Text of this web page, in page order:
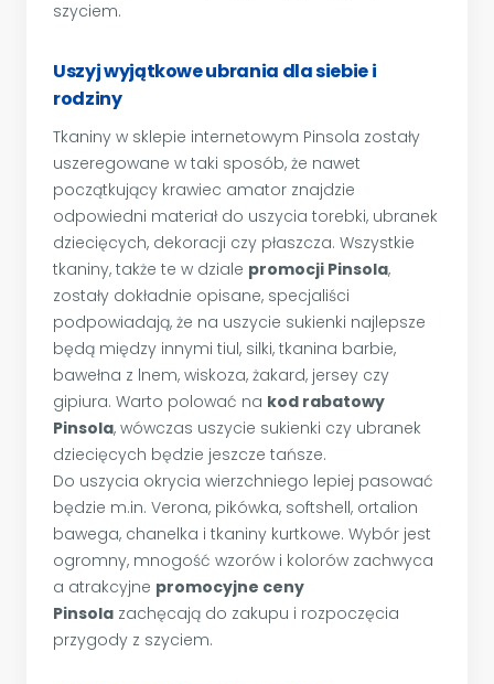
szyciem.
Uszyj wyjątkowe ubrania dla siebie i
rodziny
Tkaniny w sklepie internetowym Pinsola zostały
uszeregowane w taki sposób, że nawet
początkujący krawiec amator znajdzie
odpowiedni materiał do uszycia torebki, ubranek
dziecięcych, dekoracji czy płaszcza. Wszystkie
tkaniny, także te w dziale promocji Pinsola,
zostały dokładnie opisane, specjaliści
podpowiadają, że na uszycie sukienki najlepsze
będą między innymi tiul, silki, tkanina barbie,
bawełna z lnem, wiskoza, żakard, jersey czy
gipiura. Warto polować na kod rabatowy
Pinsola, wówczas uszycie sukienki czy ubranek
dziecięcych będzie jeszcze tańsze.
Do uszycia okrycia wierzchniego lepiej pasować
będzie m.in. Verona, pikówka, softshell, ortalion
bawega, chanelka i tkaniny kurtkowe. Wybór jest
ogromny, mnogość wzorów i kolorów zachwyca
a atrakcyjne promocyjne ceny
Pinsola zachęcają do zakupu i rozpoczęcia
przygody z szyciem.